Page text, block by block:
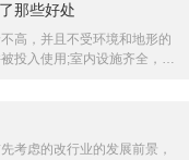
那些好处
高，并且不受环境和地形的
投入使用;室内设施齐全，并
考虑的改行业的发展前景，